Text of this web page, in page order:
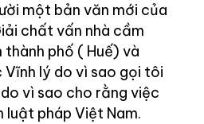
một bản văn mới của
chất vấn nhà cầm
phố ( Huế) và
Vĩnh lý do vì sao gọi tôi
vì sao cho rằng việc
luật pháp Việt Nam.